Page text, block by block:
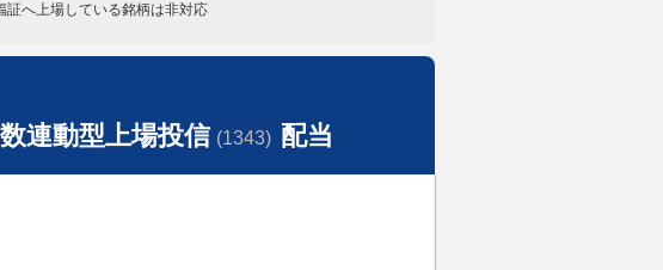
へ上場している銘柄は非対応
連動型上場投信 (1343) 配当